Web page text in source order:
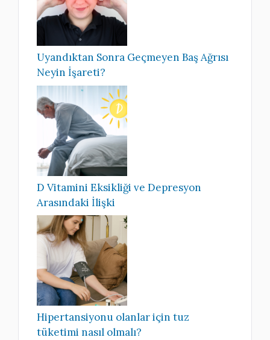
Uyandıktan Sonra Geçmeyen Baş Ağrısı
Neyin İşareti?
D Vitamini Eksikliği ve Depresyon
Arasındaki İlişki
Hipertansiyonu olanlar için tuz
tüketimi nasıl olmalı?